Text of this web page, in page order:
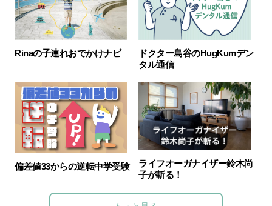
Rinaの子連れおでかけナビ
ドクター島谷のHugKumデン
タル通信
偏差値33からの逆転中学受験
ライフオーガナイザー鈴木尚
子が斬る！